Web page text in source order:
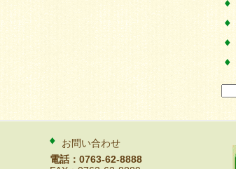
お問い合わせ
電話：0763-62-8888